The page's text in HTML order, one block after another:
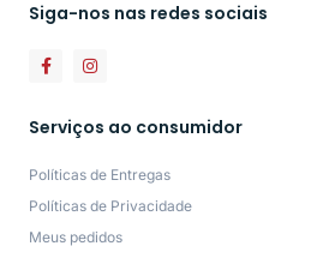
Siga-nos nas redes sociais
Serviços ao consumidor
Políticas de Entregas
Políticas de Privacidade
Meus pedidos